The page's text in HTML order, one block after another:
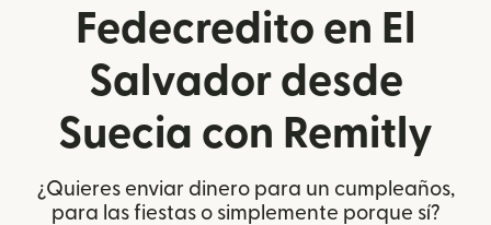
Fedecredito en El
Salvador desde
Suecia con Remitly
¿Quieres enviar dinero para un cumpleaños,
para las fiestas o simplemente porque sí?